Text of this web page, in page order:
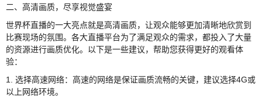
二、高清画质，尽享视觉盛宴
世界杯直播的一大亮点就是高清画质，让观众能够更加清晰地欣赏到
比赛现场的氛围。各大直播平台为了满足观众的需求，都投入了大量
的资源进行画质优化。以下是一些建议，帮助您获得更好的观看体
验：
1. 选择高速网络：高速的网络是保证画质流畅的关键，建议选择4G或
以上网络环境。